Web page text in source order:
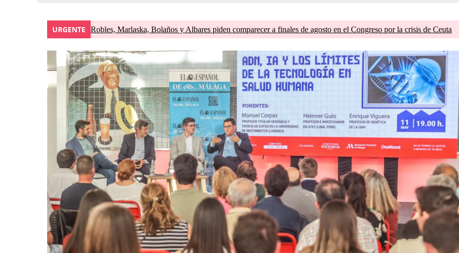
URGENTE Robles, Marlaska, Bolaños y Albares piden comparecer a finales de agosto en el Congreso por la crisis de Ceuta